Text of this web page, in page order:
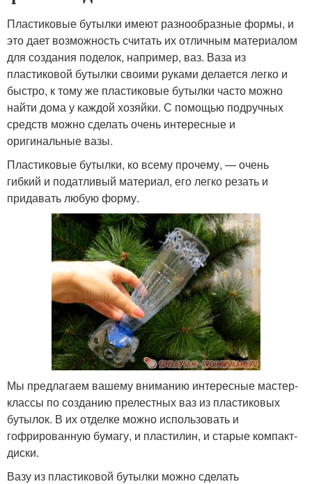
Пластиковые бутылки имеют разнообразные формы, и
это дает возможность считать их отличным материалом
для создания поделок, например, ваз. Ваза из
пластиковой бутылки своими руками делается легко и
быстро, к тому же пластиковые бутылки часто можно
найти дома у каждой хозяйки. С помощью подручных
средств можно сделать очень интересные и
оригинальные вазы.
Пластиковые бутылки, ко всему прочему, — очень
гибкий и податливый материал, его легко резать и
придавать любую форму.
Мы предлагаем вашему вниманию интересные мастер-
классы по созданию прелестных ваз из пластиковых
бутылок. В их отделке можно использовать и
гофрированную бумагу, и пластилин, и старые компакт-
диски.
Вазу из пластиковой бутылки можно сделать